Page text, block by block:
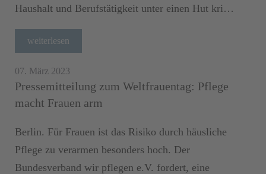
Haushalt und Berufstätigkeit unter einen Hut kri…
weiterlesen
07. März 2023
Pressemitteilung zum Weltfrauentag: Pflege
macht Frauen arm
Berlin. Für Frauen ist das Risiko durch häusliche
Pflege zu verarmen besonders hoch. Der
Bundesverband wir pflegen e.V. fordert, eine